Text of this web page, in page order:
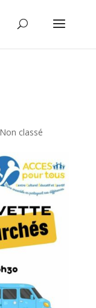
Non classé